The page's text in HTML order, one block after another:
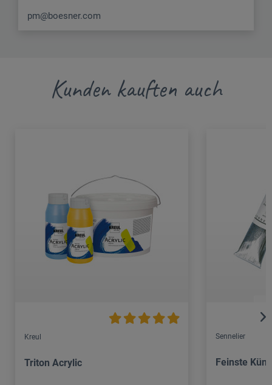
pm@boesner.com
Kunden kauften auch
Kreul
Triton Acrylic
Sennelier
Feinste